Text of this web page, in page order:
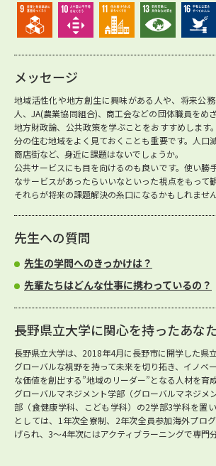
メッセージ
地域活性化や地方創生に興味がある人や、将来公
人、JA(農業協同組合)、商工会などの団体職員をめ
地方財政論、公共政策を学ぶことをおすすめします
分の住む地域をよく見ておくことも重要です。人口
商店街など、身近に課題はないでしょうか。
公共サービスにも目を向けるのも良いです。使い勝
なサービスがあったらいいなといった視点をもって
それらが将来の課題解決の糸口になるかもしれません
先生への質問
先生の学問へのきっかけは？
先輩たちはどんな仕事に携わっているの？
長野県立大学に関心を持ったあな
長野県立大学は、2018年4月に長野市に開学した県立
グローバルな視野を持って未来を切り拓き、イノベ
な価値を創出する”地域のリーダー”となる人材を育
グローバルマネジメント学部（グローバルマネジメ
部（食健康学科、こども学科）の2学部3学科を置
としては、1年次全寮制、2年次全員参加海外プロ
げられ、3～4年次にはアクティブラーニングで専門